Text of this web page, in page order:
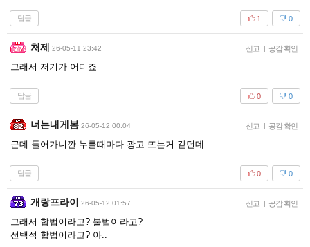
답글 0
1
처제 26-05-11 23:42 신고 공감 확인
그래서 저기가 어디죠
답글 0
0
너는내게봄 26-05-12 00:04 신고 공감 확인
근데 들어가니깐 누를때마다 광고 뜨는거 같던데..
답글 0
0
개랑프라이 26-05-12 01:57 신고 공감 확인
그래서 합법이라고? 불법이라고?
선택적 합법이라고? 아..